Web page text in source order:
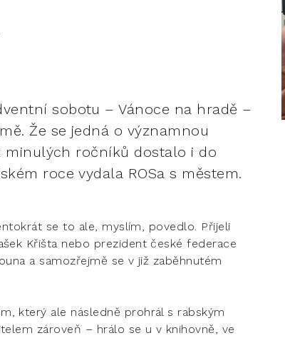
sobotu – Vánoce na hradě –
Že se jedná o významnou
minulých ročníků dostalo i do
roce vydala ROSa s městem.
se to ale, myslím, povedlo. Přijeli
Křišta nebo prezident české federace
a samozřejmě se v již zaběhnutém
který ale následně prohrál s rabským
zároveň – hrálo se u v knihovně, ve